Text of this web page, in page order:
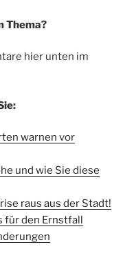
Thema?
hier unten im
warnen vor
und wie Sie diese
raus aus der Stadt!
für den Ernstfall